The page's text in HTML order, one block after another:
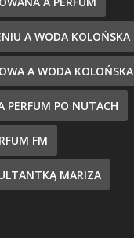
A WODA KOLOŃSKA
A WODA KOLOŃSKA
PERFUM PO NUTACH
FM
MARIZA